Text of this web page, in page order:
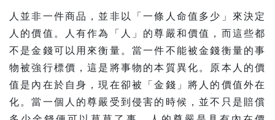
人並非一件商品，並非以「一條人命值多少」來決定
人的價值。人有作為「人」的尊嚴和價值，而這些都
不是金錢可以用來衡量。當一件不能被金錢衡量的事
物被強行標價，這是將事物的本質異化。原本人的價
值是內在於自身，現在卻被「金錢」將人的價值外在
化。當一個人的尊嚴受到侵害的時候，並不只是賠償